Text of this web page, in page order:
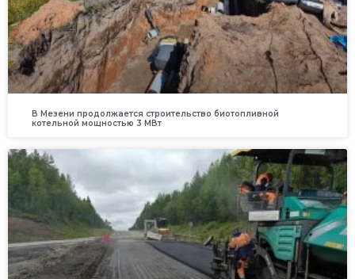
В Мезени продолжается строительство биотопливной
котельной мощностью 3 МВт